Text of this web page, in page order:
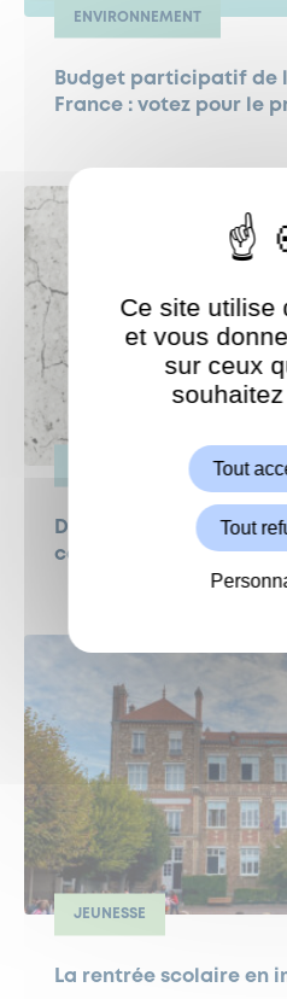
ENVIRONNEMENT
Budget participatif de
France : votez pour le
Demande de
catastrophe naturelle
JEUNESSE
La rentrée scolaire en
ShareThis est
Ce site utilise
et vous
sur ceux
Tout
Tout